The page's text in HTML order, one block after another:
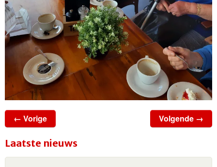
← Vorige Volgende →
Laatste nieuws